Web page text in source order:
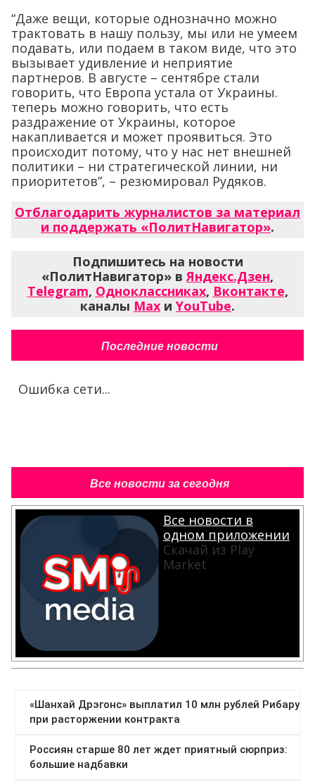
“Даже вещи, которые однозначно можно
трактовать в нашу пользу, мы или не умеем
подавать, или подаем в таком виде, что это
вызывает удивление и неприятие
партнеров. В августе – сентябре стали
говорить, что Европа устала от Украины.
теперь можно говорить, что есть
раздражение от Украины, которое
накапливается и может проявиться. Это
происходит потому, что у нас нет внешней
политики – ни стратегической линии, ни
приоритетов”, – резюмировал Рудяков.
Отблагодарить журналистов за материал
и поддержать «ПолитНавигатор».
Подпишитесь на новости
«ПолитНавигатор» вЯндекс.Дзен,
Telegram, Одноклассниках, Вконтакте,
каналы Max и YouTube.
Последние новости
Ошибка сети...
Все новости за сегодня
Все новости в
одном приложении
Скачай из Play
Market